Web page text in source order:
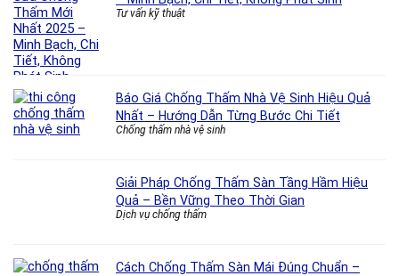
Tư vấn kỹ thuật
Báo Giá Chống Thấm Nhà Vệ Sinh Hiệu Quả
Nhất – Hướng Dẫn Từng Bước Chi Tiết
Chống thấm nhà vệ sinh
Giải Pháp Chống Thấm Sàn Tầng Hầm Hiệu
Quả – Bền Vững Theo Thời Gian
Dịch vụ chống thấm
Cách Chống Thấm Sàn Mái Đúng Chuẩn –